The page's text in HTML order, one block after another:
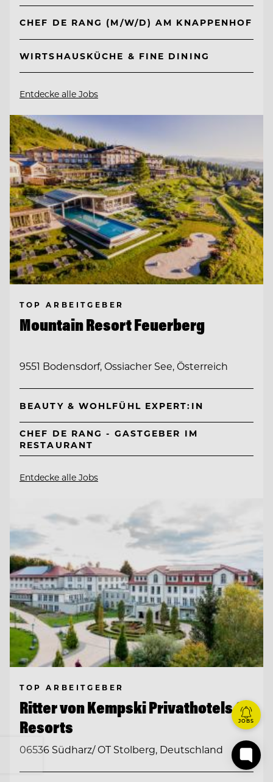
CHEF DE RANG (M/W/D) AM KNAPPENHOF
WIRTSHAUSKÜCHE & FINE DINING
Entdecke alle Jobs
TOP ARBEITGEBER
Mountain Resort Feuerberg
9551 Bodensdorf, Ossiacher See, Österreich
BEAUTY & WOHLFÜHL EXPERT:IN
CHEF DE RANG - GASTGEBER IM
RESTAURANT
Entdecke alle Jobs
TOP ARBEITGEBER
Ritter von Kempski Privathotels &
Resorts
06536 Südharz/ OT Stolberg, Deutschland
JOBS